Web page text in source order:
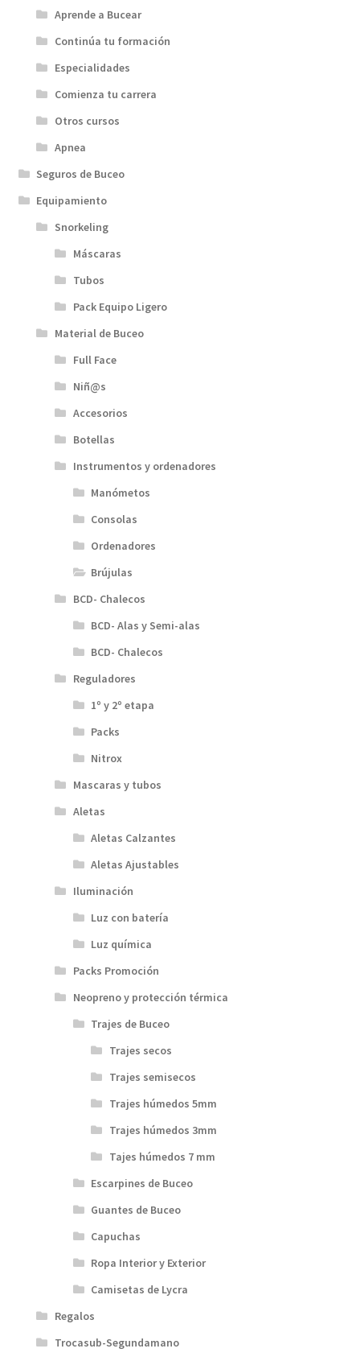
Aprende a Bucear
Continúa tu formación
Especialidades
Comienza tu carrera
Otros cursos
Apnea
Seguros de Buceo
Equipamiento
Snorkeling
Máscaras
Tubos
Pack Equipo Ligero
Material de Buceo
Full Face
Niñ@s
Accesorios
Botellas
Instrumentos y ordenadores
Manómetos
Consolas
Ordenadores
Brújulas
BCD- Chalecos
BCD- Alas y Semi-alas
BCD- Chalecos
Reguladores
1º y 2º etapa
Packs
Nitrox
Mascaras y tubos
Aletas
Aletas Calzantes
Aletas Ajustables
Iluminación
Luz con batería
Luz química
Packs Promoción
Neopreno y protección térmica
Trajes de Buceo
Trajes secos
Trajes semisecos
Trajes húmedos 5mm
Trajes húmedos 3mm
Tajes húmedos 7 mm
Escarpines de Buceo
Guantes de Buceo
Capuchas
Ropa Interior y Exterior
Camisetas de Lycra
Regalos
Trocasub-Segundamano